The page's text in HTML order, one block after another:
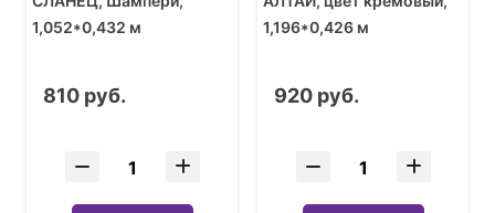
1,052*0,432 м
810 руб.
1,196*0,426 м
920 руб.